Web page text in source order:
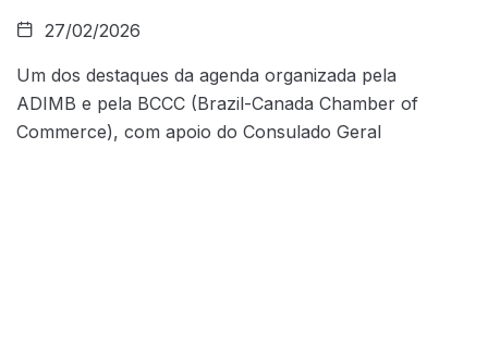
27/02/2026
Um dos destaques da agenda organizada pela
ADIMB e pela BCCC (Brazil-Canada Chamber of
Commerce), com apoio do Consulado Geral